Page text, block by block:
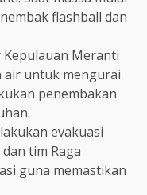
flashball dan
Meranti
air untuk mengurai
penembakan
evakuasi
tim Raga
guna memastikan